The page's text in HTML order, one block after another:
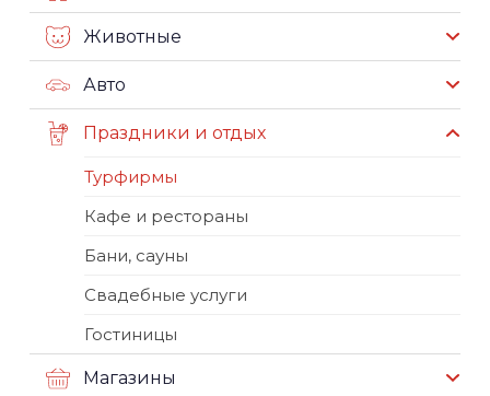
Животные
Авто
Праздники и отдых
Турфирмы
Кафе и рестораны
Бани, сауны
Свадебные услуги
Гостиницы
Магазины